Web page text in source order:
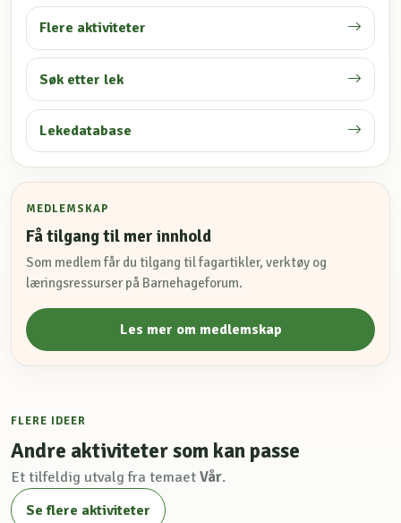
Flere aktiviteter
Søk etter lek
Lekedatabase
MEDLEMSKAP
Få tilgang til mer innhold
Som medlem får du tilgang til fagartikler, verktøy og
læringsressurser på Barnehageforum.
Les mer om medlemskap
FLERE IDEER
Andre aktiviteter som kan passe
Et tilfeldig utvalg fra temaet Vår.
Se flere aktiviteter